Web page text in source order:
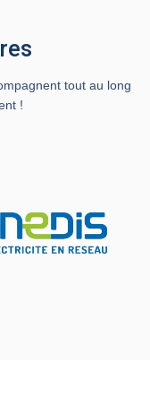
tout au long
!